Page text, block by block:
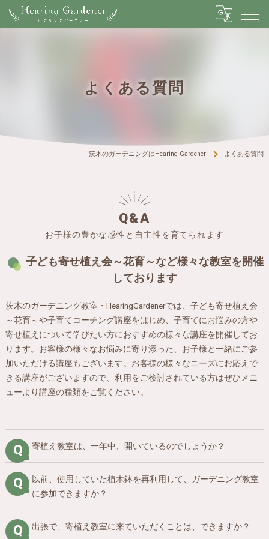
よくある質問
茨木のガーデニングはHearing Gardener よくある質問
お子様の豊かな感性と自主性を育てられます
Q&A
子ども寄せ植え会～花育～など様々な教室を開催
しております
茨木のガーデニング教室・HearingGardenerでは、子ども寄せ植え会
～花育～や子育てコーチング講座をはじめ、子育てにお悩みの方や
寄せ植えについて学びたい方におすすめの様々な講座を開催してお
ります。お客様の様々なお悩みに寄り添った、お子様と一緒にご参
加いただける講座もございます。お客様の様々なニーズにお応えで
きる講座がございますので、利用をご検討されている方はぜひメニ
ューより講座の種類をご覧ください。
寄植え教室は、一年中、開いているのでしょうか？
以前、使用していた植木鉢を再利用して、ガーデニング教室
に参加できますか？
出張で、寄植え教室に来ていただくことは、できますか？